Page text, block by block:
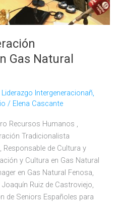
Gas Natural
Liderazgo Intergeneracionañ,
/ Elena Cascante
Recursos Humanos ,
Tradicionalista
de Cultura y
y Cultura en Gas Natural
en Gas Natural Fenosa,
Ruiz de Castroviejo,
de Seniors Españoles para